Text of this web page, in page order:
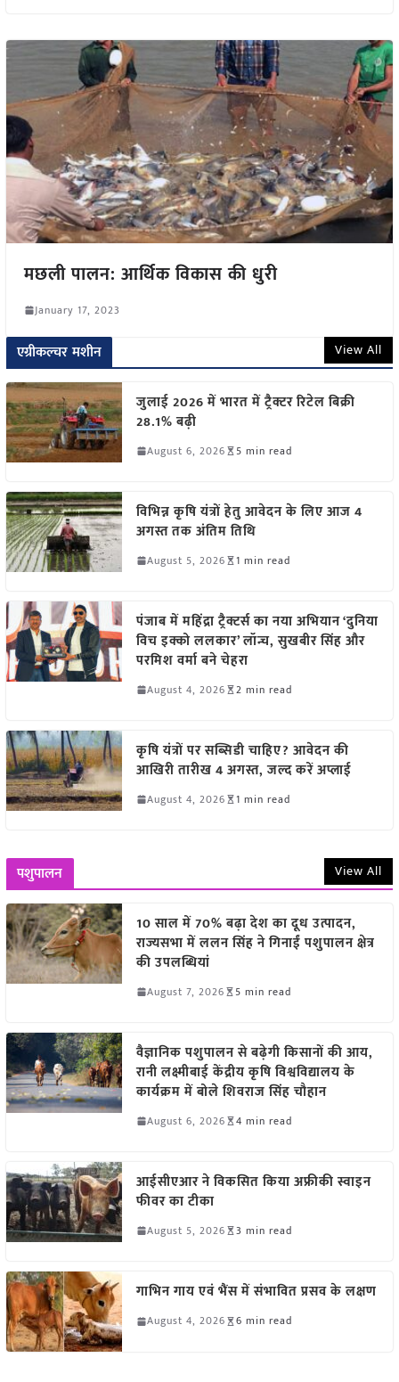
मछली पालन: आर्थिक विकास की धुरी
January 17, 2023
एग्रीकल्चर मशीन View All
जुलाई 2026 में भारत में ट्रैक्टर रिटेल बिक्री
28.1% बढ़ी
August 6, 2026 5 min read
विभिन्न कृषि यंत्रों हेतु आवेदन के लिए आज 4
अगस्त तक अंतिम तिथि
August 5, 2026 1 min read
पंजाब में महिंद्रा ट्रैक्टर्स का नया अभियान ‘दुनिया
विच इक्को ललकार’ लॉन्च, सुखबीर सिंह और
परमिश वर्मा बने चेहरा
August 4, 2026 2 min read
कृषि यंत्रों पर सब्सिडी चाहिए? आवेदन की
आखिरी तारीख 4 अगस्त, जल्द करें अप्लाई
August 4, 2026 1 min read
पशुपालन View All
10 साल में 70% बढ़ा देश का दूध उत्पादन,
राज्यसभा में ललन सिंह ने गिनाईं पशुपालन क्षेत्र
की उपलब्धियां
August 7, 2026 5 min read
वैज्ञानिक पशुपालन से बढ़ेगी किसानों की आय,
रानी लक्ष्मीबाई केंद्रीय कृषि विश्वविद्यालय के
कार्यक्रम में बोले शिवराज सिंह चौहान
August 6, 2026 4 min read
आईसीएआर ने विकसित किया अफ्रीकी स्वाइन
फीवर का टीका
August 5, 2026 3 min read
गाभिन गाय एवं भैंस में संभावित प्रसव के लक्षण
August 4, 2026 6 min read